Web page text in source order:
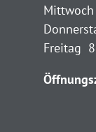
Mittwoch
Freitag